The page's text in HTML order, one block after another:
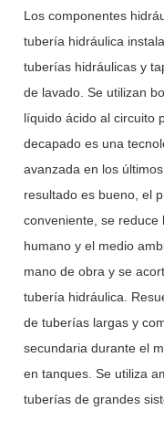
Los componentes
tubería hidráulica
tuberías hidráulicas y
de lavado. Se utilizan
líquido ácido al circuito
decapado es una
avanzada en los
resultado es bueno, el
conveniente, se
humano y el medio
mano de obra y se
tubería hidráulica.
de tuberías largas y
secundaria durante el
en tanques. Se utiliza
tuberías de grandes